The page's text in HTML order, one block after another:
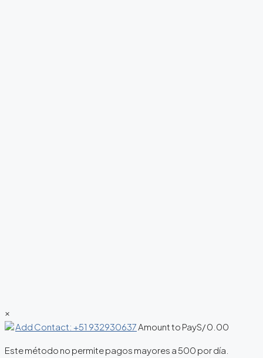
×
Add Contact: +51 932930637 Amount to PayS/0.00
Este método no permite pagos mayores a 500 por día.